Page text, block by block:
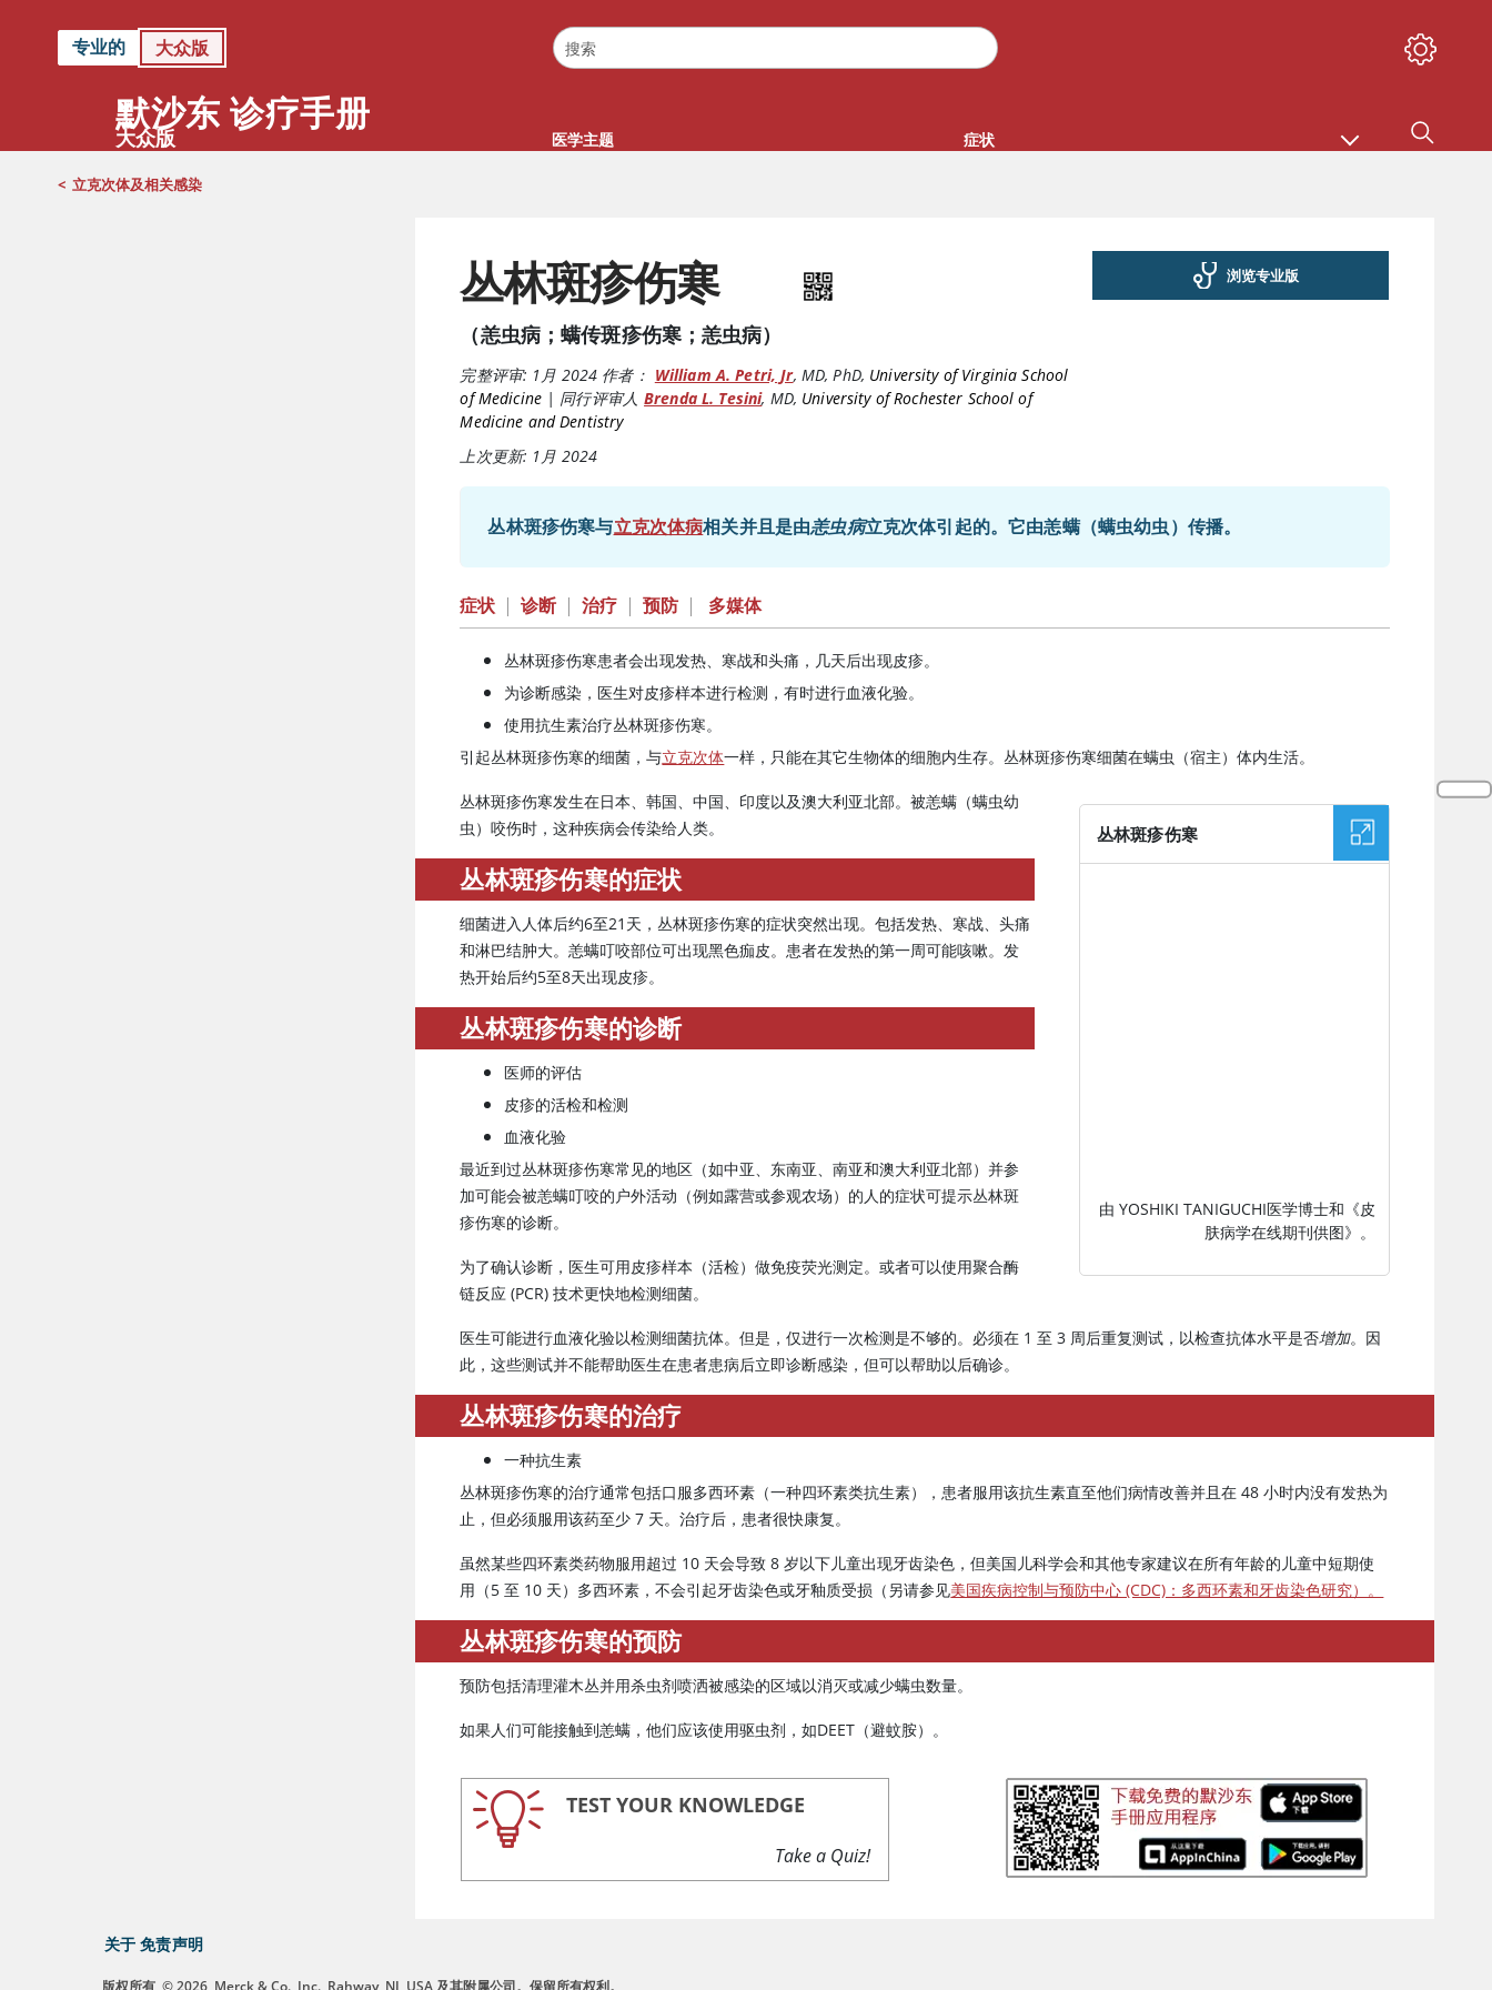
专业的 大众版
默沙东 诊疗手册
大众版 医学主题 症状
< 立克次体及相关感染
丛林斑疹伤寒
（恙虫病；螨传斑疹伤寒；恙虫病）
完整评审: 1月 2024 作者： William A. Petri, Jr, MD, PhD, University of Virginia School
of Medicine| 同行评审人 Brenda L. Tesini, MD, University of Rochester School of
Medicine and Dentistry
上次更新: 1月 2024
浏览专业版
丛林斑疹伤寒与立克次体病相关并且是由恙虫病立克次体引起的。它由恙螨（螨虫幼虫）传播。
症状 | 诊断 | 治疗 | 预防 | 多媒体
丛林斑疹伤寒患者会出现发热、寒战和头痛，几天后出现皮疹。
为诊断感染，医生对皮疹样本进行检测，有时进行血液化验。
使用抗生素治疗丛林斑疹伤寒。
引起丛林斑疹伤寒的细菌，与立克次体一样，只能在其它生物体的细胞内生存。丛林斑疹伤寒细菌在螨虫（宿主）体内生活。
丛林斑疹伤寒
由 YOSHIKI TANIGUCHI医学博士和 《皮
肤病学在线期刊供图》 。
丛林斑疹伤寒发生在日本、韩国、中国、印度以及澳大利亚北部。被恙螨（螨虫幼
虫）咬伤时，这种疾病会传染给人类。
丛林斑疹伤寒的症状
细菌进入人体后约6至21天，丛林斑疹伤寒的症状突然出现。包括发热、寒战、头痛
和淋巴结肿大。恙螨叮咬部位可出现黑色痂皮。患者在发热的第一周可能咳嗽。发
热开始后约5至8天出现皮疹。
丛林斑疹伤寒的诊断
医师的评估
皮疹的活检和检测
血液化验
最近到过丛林斑疹伤寒常见的地区（如中亚、东南亚、南亚和澳大利亚北部）并参
加可能会被恙螨叮咬的户外活动（例如露营或参观农场）的人的症状可提示丛林斑
疹伤寒的诊断。
为了确认诊断，医生可用皮疹样本（活检）做免疫荧光测定。或者可以使用聚合酶
链反应 (PCR) 技术更快地检测细菌。
医生可能进行血液化验以检测细菌抗体。但是，仅进行一次检测是不够的。必须在 1 至 3 周后重复测试，以检查抗体水平是否增加。因
此，这些测试并不能帮助医生在患者患病后立即诊断感染，但可以帮助以后确诊。
丛林斑疹伤寒的治疗
一种抗生素
丛林斑疹伤寒的治疗通常包括口服多西环素（一种四环素类抗生素），患者服用该抗生素直至他们病情改善并且在 48 小时内没有发热为
止，但必须服用该药至少 7 天。治疗后，患者很快康复。
虽然某些四环素类药物服用超过 10 天会导致 8 岁以下儿童出现牙齿染色，但美国儿科学会和其他专家建议在所有年龄的儿童中短期使
用（5 至 10 天）多西环素，不会引起牙齿染色或牙釉质受损（另请参见美国疾病控制与预防中心 (CDC)：多西环素和牙齿染色研究）。
丛林斑疹伤寒的预防
预防包括清理灌木丛并用杀虫剂喷洒被感染的区域以消灭或减少螨虫数量。
如果人们可能接触到恙螨，他们应该使用驱虫剂，如DEET（避蚊胺）。
TEST YOUR KNOWLEDGE
Take a Quiz!
关于 免责声明